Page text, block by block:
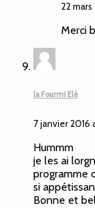
22
Merci
la Fourmi Elé
7 janvier 2016
Hummm
je les ai
programme
si
Bonne et